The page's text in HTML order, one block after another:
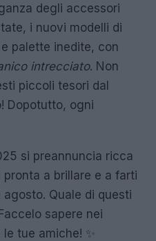
degli accessori
i nuovi modelli di
palette inedite, con
intrecciato. Non
piccoli tesori dal
Dopotutto, ogni
si preannuncia ricca
a brillare e a farti
Quale di questi
sapere nei
tue amiche! ✨